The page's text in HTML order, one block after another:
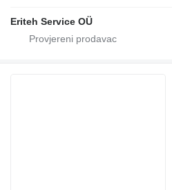
Eriteh Service OÜ